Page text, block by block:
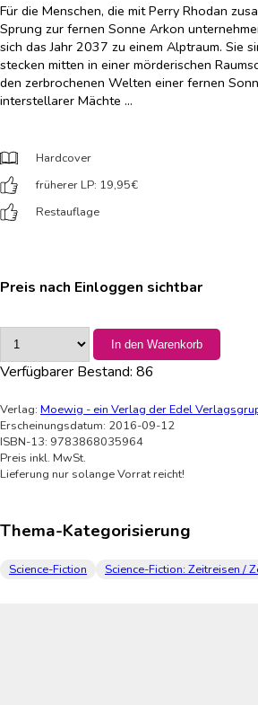
Für die Menschen, die mit Perry Rhodan
Sprung zur fernen Sonne Arkon
sich das Jahr 2037 zu einem Alptraum. Sie
stecken mitten in einer mörderischen
den zerbrochenen Welten einer fernen
interstellarer Mächte ...
Hardcover
früherer LP: 19,95€
Restauflage
Preis nach Einloggen sichtbar
In den Warenkorb
Verfügbarer Bestand: 86
Verlag: Moewig - ein Verlag der Edel
Erscheinungsdatum: 2016-09-12
ISBN-13: 9783868035964
Preis inkl. MwSt.
Lieferung nur solange Vorrat reicht!
Thema-Kategorisierung
Science-Fiction Science-Fiction: Zeitreisen /